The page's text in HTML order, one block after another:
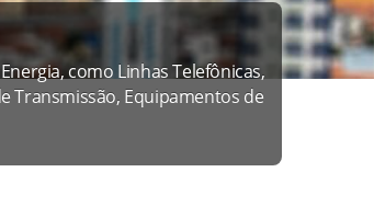
como Linhas Telefônicas,
Transmissão, Equipamentos de